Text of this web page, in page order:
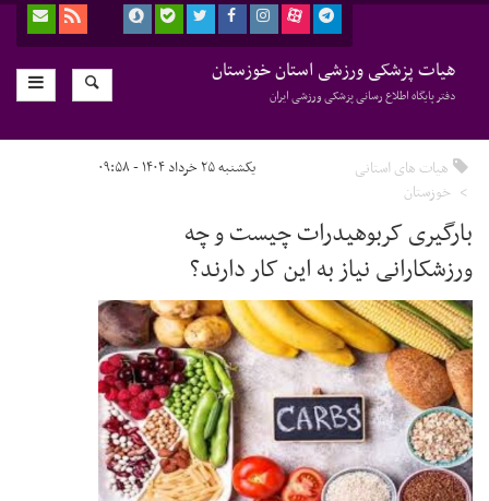
هیات پزشکی ورزشی استان خوزستان
دفتر پایگاه اطلاع رسانی پزشکی ورزشی ایران
هیات های استانی
خوزستان
یکشنبه ۲۵ خرداد ۱۴۰۴ - ۰۹:۵۸
بارگیری کربوهیدرات چیست و چه
ورزشکارانی نیاز به این کار دارند؟